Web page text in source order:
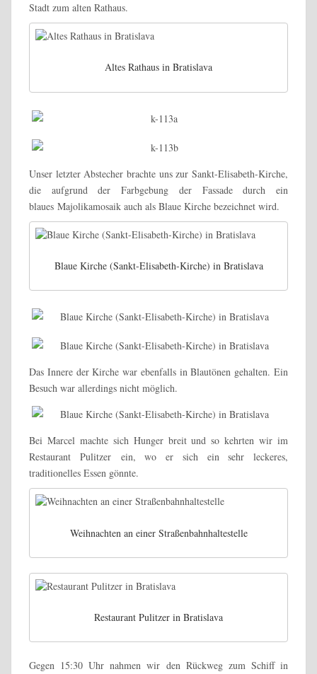
Stadt zum alten Rathaus.
Altes Rathaus in Bratislava
Unser letzter Abstecher brachte uns zur Sankt-Elisabeth-Kirche,
die aufgrund der Farbgebung der Fassade durch ein
blaues Majolikamosaik auch als Blaue Kirche bezeichnet wird.
Blaue Kirche (Sankt-Elisabeth-Kirche) in Bratislava
Das Innere der Kirche war ebenfalls in Blautönen gehalten. Ein
Besuch war allerdings nicht möglich.
Bei Marcel machte sich Hunger breit und so kehrten wir im
Restaurant Pulitzer ein, wo er sich ein sehr leckeres,
traditionelles Essen gönnte.
Weihnachten an einer Straßenbahnhaltestelle
Restaurant Pulitzer in Bratislava
Gegen 15:30 Uhr nahmen wir den Rückweg zum Schiff in